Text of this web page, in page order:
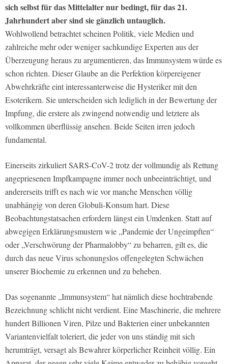
sich selbst für das Mittelalter nur bedingt, für das 21.
Jahrhundert aber sind sie gänzlich untauglich.
Wohlwollend betrachtet scheinen Politik, viele Medien und
zahlreiche mehr oder weniger sachkundige Experten aus der
Überzeugung heraus zu argumentieren, das Immunsystem würde es
schon richten. Dieser Glaube an die Perfektion körpereigener
Abwehrkräfte eint interessanterweise die Hysteriker mit den
Esoterikern. Sie unterscheiden sich lediglich in der Bewertung der
Impfung, die erstere als zwingend notwendig und letztere als
vollkommen überflüssig ansehen. Beide Seiten irren jedoch
fundamental.
Einerseits zirkuliert SARS-CoV-2 trotz der vollmundig als Rettung
angepriesenen Impfkampagne immer noch unbeeinträchtigt, und
andererseits trifft es nach wie vor manche Menschen völlig
unabhängig von deren Globuli-Konsum hart. Diese
Beobachtungstatsachen erfordern längst ein Umdenken. Statt auf
abwegigen Erklärungsmustern wie „Pandemie der Ungeimpften“
oder „Verschwörung der Pharmalobby“ zu beharren, gilt es, die
durch das neue Virus schonungslos offengelegten Schwächen
unserer Biochemie zu erkennen und zu beheben.
Das sogenannte „Immunsystem“ hat nämlich diese hochtrabende
Bezeichnung schlicht nicht verdient. Eine Maschinerie, die mehrere
hundert Billionen Viren, Pilze und Bakterien einer unbekannten
Variantenvielfalt toleriert, die jeder von uns ständig mit sich
herumträgt, versagt als Bewahrer körperlicher Reinheit völlig. Ein